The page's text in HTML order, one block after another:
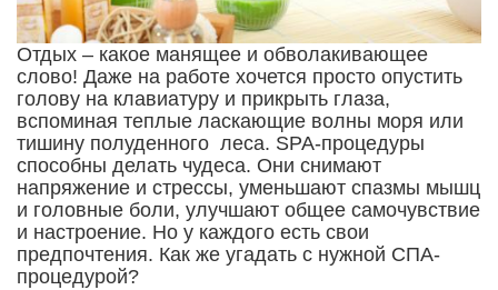
Отдых – какое манящее и обволакивающее
слово! Даже на работе хочется просто опустить
голову на клавиатуру и прикрыть глаза,
вспоминая теплые ласкающие волны моря или
тишину полуденного леса. SPA-процедуры
способны делать чудеса. Они снимают
напряжение и стрессы, уменьшают спазмы мышц
и головные боли, улучшают общее самочувствие
и настроение. Но у каждого есть свои
предпочтения. Как же угадать с нужной СПА-
процедурой?